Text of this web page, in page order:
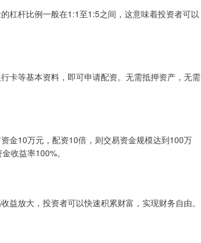
杠杆比例一般在1:1至1:5之间，这意味着投资者可以
卡等基本资料，即可申请配资。无需抵押资产，无需
金10万元，配资10倍，则交易资金规模达到100万
收益率100%。
放大，投资者可以快速积累财富，实现财务自由。